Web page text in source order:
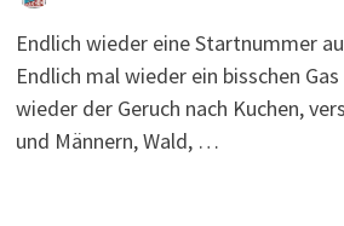
Endlich wieder eine Startnummer
Endlich mal wieder ein bisschen
wieder der Geruch nach Kuchen,
und Männern, Wald, …